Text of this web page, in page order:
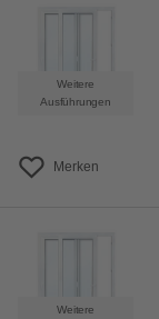
Weitere
Ausführungen
Merken
Weitere